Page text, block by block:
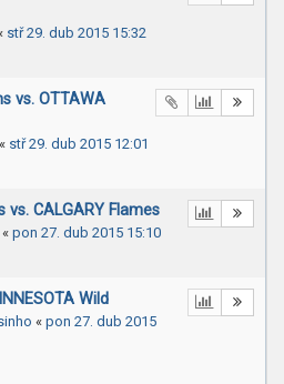
stř 29. dub 2015 15:32
vs. OTTAWA
« stř 29. dub 2015 12:01
vs. CALGARY Flames
« pon 27. dub 2015 15:10
Wild
« pon 27. dub 2015